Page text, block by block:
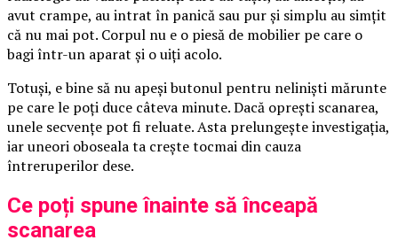
avut crampe, au intrat în panică sau pur și simplu au simțit
că nu mai pot. Corpul nu e o piesă de mobilier pe care o
bagi într-un aparat și o uiți acolo.
Totuși, e bine să nu apeși butonul pentru neliniști mărunte
pe care le poți duce câteva minute. Dacă oprești scanarea,
unele secvențe pot fi reluate. Asta prelungește investigația,
iar uneori oboseala ta crește tocmai din cauza
întreruperilor dese.
Ce poți spune înainte să înceapă
scanarea